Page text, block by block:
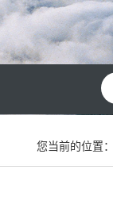
您当前的位置：